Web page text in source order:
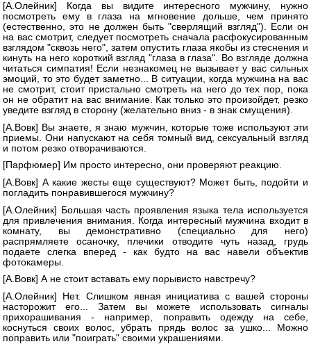
[А.Олейник] Когда вы видите интересного мужчину, нужно
посмотреть ему в глаза на мгновение дольше, чем принято
(естественно, это не должен быть "сверлящий взгляд"). Если он
на вас смотрит, следует посмотреть сначала расфокусированным
взглядом "сквозь него", затем опустить глаза якобы из стеснения и
кинуть на него короткий взгляд "глаза в глаза". Во взгляде должна
читаться симпатия! Если незнакомец не вызывает у вас сильных
эмоций, то это будет заметно... В ситуации, когда мужчина на вас
не смотрит, стоит пристально смотреть на него до тех пор, пока
он не обратит на вас внимание. Как только это произойдет, резко
уведите взгляд в сторону (желательно вниз - в знак смущения).
[А.Вовк] Вы знаете, я знаю мужчин, которые тоже используют эти
приемы. Они напускают на себя томный вид, сексуальный взгляд
и потом резко отворачиваются.
[Парфюмер] Им просто интересно, они проверяют реакцию.
[А.Вовк] А какие жесты еще существуют? Может быть, подойти и
погладить понравившегося мужчину?
[А.Олейник] Большая часть проявления языка тела используется
для привлечения внимания. Когда интересный мужчина входит в
комнату, вы демонстративно (специально для него)
распрямляете осаночку, плечики отводите чуть назад, грудь
подаете слегка вперед - как будто на вас навели объектив
фотокамеры.
[А.Вовк] А не стоит вставать ему порывисто навстречу?
[А.Олейник] Нет. Слишком явная инициатива с вашей стороны
насторожит его... Затем вы можете использовать сигналы
прихорашивания - например, поправить одежду на себе,
коснуться своих волос, убрать прядь волос за ушко... Можно
поправить или "поиграть" своими украшениями.